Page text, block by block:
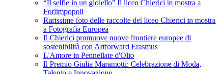
“Il selfie in un gioiello” Il liceo Chierici in mostra a
Forlimpopoli
Rarissime foto delle raccolte del liceo Chierici in mostra
a Fotografia Europea
Il Chierici promuove nuove frontiere europee di
sostenibilità con Artforward Erasmus
L'Amore in Pennellate d'Olio
Il Premio Giulia Maramotti: Celebrazione di Moda,